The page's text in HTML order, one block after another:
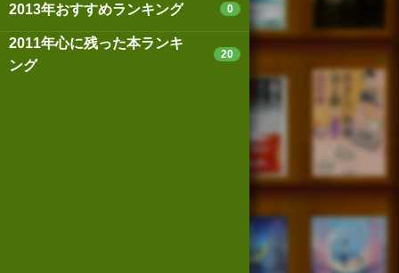
2013年おすすめランキング 0
2011年心に残った本ランキ
ング
20
法人・プレスお問い合わせ 運営会社
※本サイトはアフィリエイトプログラムによる収益を得ていま
す